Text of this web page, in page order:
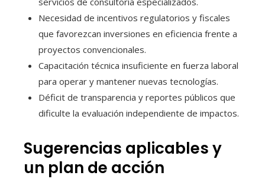
Necesidad de incentivos regulatorios y fiscales
que favorezcan inversiones en eficiencia frente a
proyectos convencionales.
Capacitación técnica insuficiente en fuerza laboral
para operar y mantener nuevas tecnologías.
Déficit de transparencia y reportes públicos que
dificulte la evaluación independiente de impactos.
Sugerencias aplicables y
un plan de acción